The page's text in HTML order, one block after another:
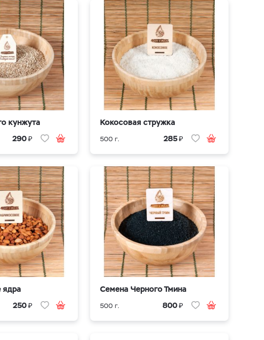
кунжута
290₽
Кокосовая стружка
500 г. 285₽
ядра
250₽
Cемена Черного Тмина
500 г. 800₽